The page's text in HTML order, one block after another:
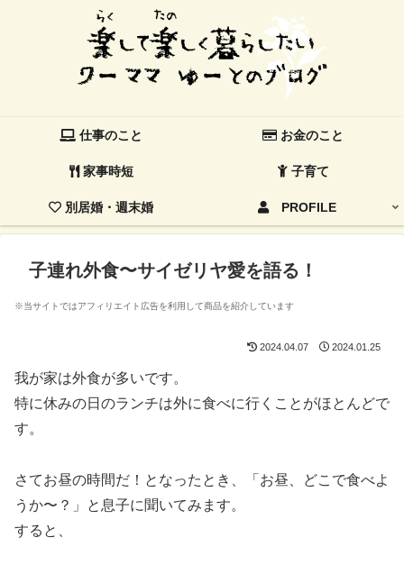
仕事のこと お金のこと
家事時短 子育て
別居婚・週末婚 PROFILE
子連れ外食〜サイゼリヤ愛を語る！
※当サイトではアフィリエイト広告を利用して商品を紹介しています
2024.04.07 2024.01.25
我が家は外食が多いです。
特に休みの日のランチは外に食べに行くことがほとんどで
す。
さてお昼の時間だ！となったとき、「お昼、どこで食べよ
うか〜？」と息子に聞いてみます。
すると、